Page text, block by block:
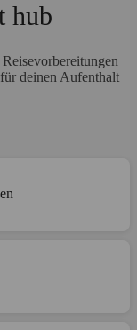
hub
deinen Aufenthalt